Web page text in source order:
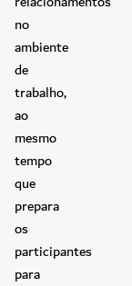
no
ambiente
de
trabalho,
ao
mesmo
tempo
que
prepara
os
participantes
para